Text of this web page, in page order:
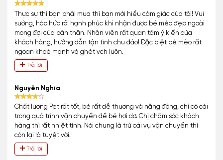
Thực sự thì bạn phải mua thì bạn mới hiểu cảm giác của tôi! Vui
sướng, háo hức rồi hạnh phúc khi nhận được bé mèo đẹp ngoài
mong đợi của bản thân. Nhân viên rất quan tâm ý kiến của
khách hàng, hướng dẫn tận tình chu đáo! Đặc biệt bé mèo rất
ngoan khoẻ mạnh và ghét vch luôn.
Trả lời
Nguyễn Nghĩa
Chất lượng Pet rất tốt, bé rất dễ thương và năng động, chỉ có cái
trong quá trình vận chuyển để bé hơi dơ. Chị chăm sóc khách
hàng thì rất nhiệt tình. Nói chung là trừ cái vụ vận chuyển thì
còn lại là tuyệt vời.
Trả lời